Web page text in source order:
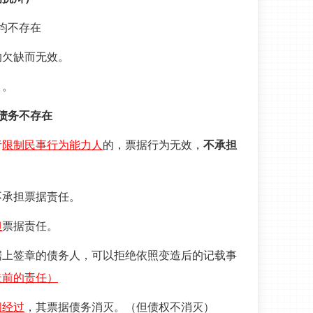
不存在
缺而无效。
务不存在
限制民事行为能力人 的，票据行为无效， 不承担
担票据责任。
票据责任。
签章的债务人，可以拒绝依照变造后的记载事
的责任）
过 ，其票据债务消灭。（但债权不消灭）